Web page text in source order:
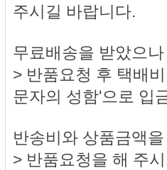
주시길 바랍니다.
무료배송을 받았으
> 반품요청 후 택배
문자의 성함'으로 입
반송비와 상품금액
> 반품요청을 해 주